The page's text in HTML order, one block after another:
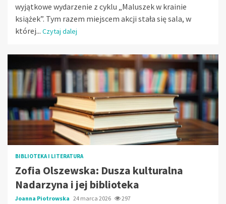
wyjątkowe wydarzenie z cyklu „Maluszek w krainie
książek”. Tym razem miejscem akcji stała się sala, w
której... Czytaj dalej
BIBLIOTEKA I LITERATURA
Zofia Olszewska: Dusza kulturalna
Nadarzyna i jej biblioteka
Joanna Piotrowska 24 marca 2026 297